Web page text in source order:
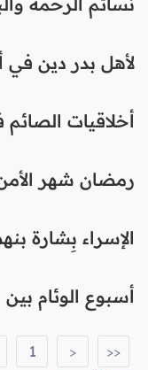
لأهل بدر دين في
أخلاقيات
رمضان شهر الأمن
الإسراء بِشارة
أسبوع الوئام بين
<<
<
1